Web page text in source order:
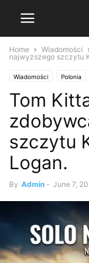
Home Wiadomości
najwyższego szczytu
Wiadomości Polonia
Podróze
Tom
szczytu
Logan.
By Admin - June 7,